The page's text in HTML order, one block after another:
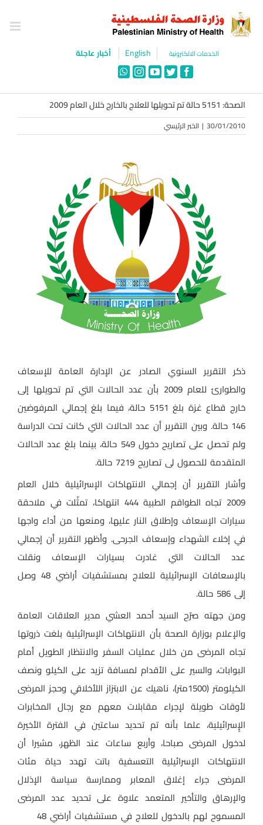
content
الخدمات الالكترونية English أخبار عاجلة
Facebook
Twitter
YouTube
Instagram
WhatsApp
الصحة: 5151 حالة تم تحويلها للعلاج بالخارج خلال العام 2009
30/01/2010
| الخبر الرئيسي
ذكر التقرير السنوي الصادر عن الإدارة العامة للإسعاف
والطوارئ للعام 2009 بأن عدد الحالات التي تم تحويلها إلى
خارج قطاع غزة بلغ 5151 حالة، فيما بلغ إجمالي المرفوضين
146 حالة. وبين التقرير أن عدد الحالات التي كانت تحت الدراسة
ولم تحصل على تصاريح دخول 549 حالة، بينما بلغ عدد الحالات
المتقدمة للحصول لى تصاريح 7219 حالة.
وأشار التقرير أن إجمالي الانتهاكات الإسرائيلية خلال العام
2009 تجاه الطواقم الطبية 444 انتهاكا، تمثّلت في ملاحقة
سيارات الإسعاف وإطلاق النار عليها، ومنعها من أداء واجها
في إخلاء الشهداء وإسعاف الجرحى. وأظهر التقرير أن إجمالي
عدد الحالات التي غادرت بسيارات الإسعاف ونقلت
بالإسعافات الإسرائيلية للعلاج بمستشفيات أراضي 48 وصل
إلى 586 حالة.
ومن جهته صرّح السيد أحمد العشي مدير العلاقات العامة
والإعلام بوزارة الصحة بأن الانتهاكات الإسرائيلية بلغت ذروتها
تجاه المرضى من خلال عمليات السفر والانتظار الطويل أمام
البوابات، والسير على الأقدام لمسافة تزيد على الكيلو ونصف
الكيلومتر (1500متر)، ناهيك عن الابتزاز اللأخلاقي وحجز المرضى
لأوقات طويلة لإجراء مقابلات معهم مع رجال المخابرات
الإٍسرائيلية، علما بأنه تم تحديد ساعتين في الفترة الأخيرة
لدخول المرضى صباحا، وأربع ساعات عند الظهر، مشيرا أن
الانتهاكات الإسرائيلية التعسفية باتت تهدد حياة مئات
المرضى جراء إغلاق المعابر وممارسة سياسة الإذلال
والإرهاق والتأخير المتعمد علاوة على تحديد عدد المرضى
المسموح لهم بالدخول للعلاج في مستشفيات أراضي 48